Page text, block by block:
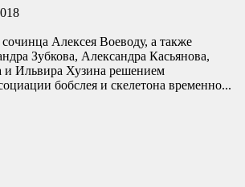
Алексея Воеводу, а также
Зубкова, Александра Касьянова,
и Ильвира Хузина решением
бобслея и скелетона временно...